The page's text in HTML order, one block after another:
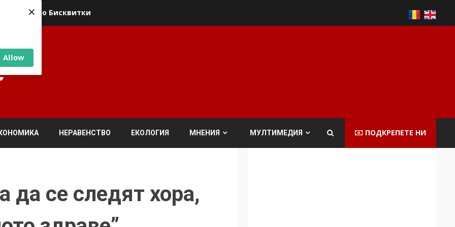
Allow
×
относно Бисквитки
НЕРАВЕНСТВО ЕКОЛОГИЯ МНЕНИЯ МУЛТИМЕДИЯ ПОДКРЕПЕТЕ НИ
да се следят хора,